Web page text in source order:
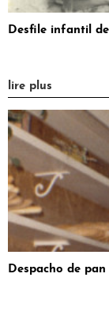
Desfile infantil
lire plus
Despacho de